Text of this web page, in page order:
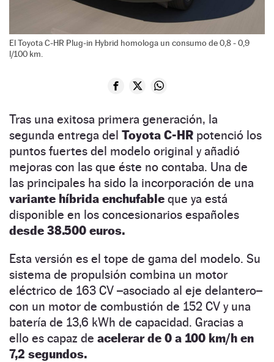
El Toyota C-HR Plug-in Hybrid homologa un consumo de 0,8 - 0,9
l/100 km.
Tras una exitosa primera generación, la
segunda entrega del Toyota C-HR potenció los
puntos fuertes del modelo original y añadió
mejoras con las que éste no contaba. Una de
las principales ha sido la incorporación de una
variante híbrida enchufable que ya está
disponible en los concesionarios españoles
desde 38.500 euros.
Esta versión es el tope de gama del modelo. Su
sistema de propulsión combina un motor
eléctrico de 163 CV –asociado al eje delantero–
con un motor de combustión de 152 CV y una
batería de 13,6 kWh de capacidad. Gracias a
ello es capaz de acelerar de 0 a 100 km/h en
7,2 segundos.